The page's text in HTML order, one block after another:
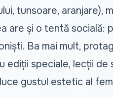
tunsoare, aranjare),
are și o tentă
Ba mai mult,
ediții speciale, lecții
gustul estetic al